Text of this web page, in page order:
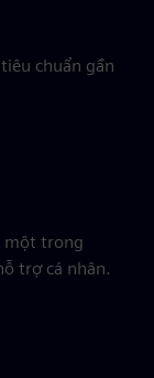
chuẩn gần
một trong
trợ cá nhân.